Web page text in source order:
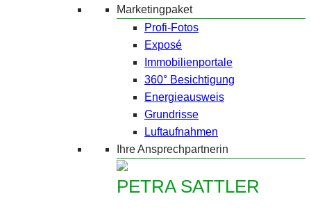
Marketingpaket
Profi-Fotos
Exposé
Immobilienportale
360° Besichtigung
Energieausweis
Grundrisse
Luftaufnahmen
Ihre Ansprechpartnerin
PETRA SATTLER